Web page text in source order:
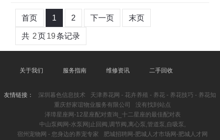
首页 1 2 下一页 末页
共 2页19条记录
关于我们 服务指南 维修资讯 二手回收
友情链接： 深圳暮色信息技术
天津养花网 - 花卉养殖 - 养花 - 养花技巧 - 养花知
重庆舒家谊物业服务有限公司
没有找到站点
泽璋星座网-12星座配对查询_十二星座的最佳配对表
中山泵阀网-水泵网|止回阀,调节阀,离心泵,管道泵,自吸泵,
宿州宠物网 - 您身边的养宠专家
肥城招聘网-肥城人才市场网-肥城人才网